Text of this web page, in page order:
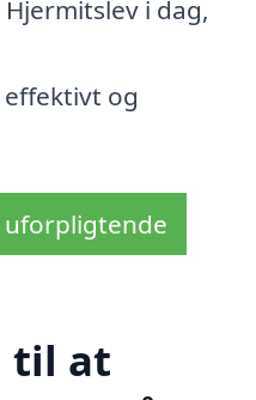
i dag,
og
uforpligtende
til at